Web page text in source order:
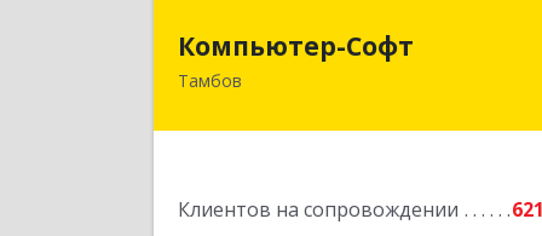
Компьютер-Софт
Тамбов
Клиентов на сопровождении
Компьютер-
392000, Тамбовская обл, Тамбов